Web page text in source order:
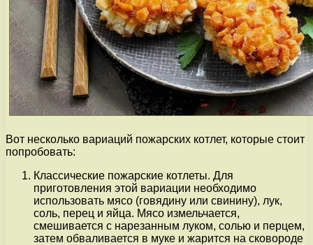
Вот несколько вариаций пожарских котлет, которые стоит
попробовать:
Классические пожарские котлеты. Для
приготовления этой вариации необходимо
использовать мясо (говядину или свинину), лук,
соль, перец и яйца. Мясо измельчается,
смешивается с нарезанным луком, солью и перцем,
затем обваливается в муке и жарится на сковороде